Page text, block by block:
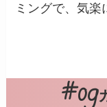
ミングで、気楽